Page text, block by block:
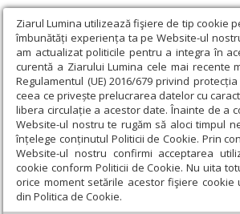
Ziarul Lumina utilizează fişiere de tip cookie
îmbunătăți experiența ta pe Website-ul
am actualizat politicile pentru a integra în
curentă a Ziarului Lumina cele mai recente
Regulamentul (UE) 2016/679 privind
ceea ce privește prelucrarea datelor cu
libera circulație a acestor date. Înainte de a
Website-ul nostru te rugăm să aloci timpul
înțelege conținutul Politicii de Cookie. Prin
Website-ul nostru confirmi acceptarea
cookie conform Politicii de Cookie. Nu uita
orice moment setările acestor fişiere cookie
din Politica de Cookie.
Ziarul Lumina › Regionale › Transilvania ›
pelerini în Georgia și Armenia (II)
Credincioși bănățeni,
Armenia (II)